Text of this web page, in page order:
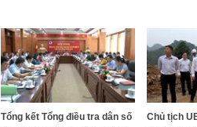
Tổng kết Tổng điều tra dân số
Chủ tịch